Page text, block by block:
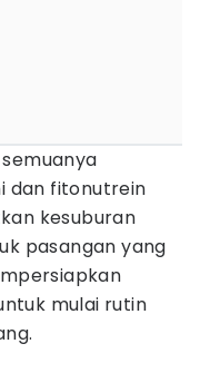
dan fitonutrein
kesuburan
pasangan yang
mulai rutin